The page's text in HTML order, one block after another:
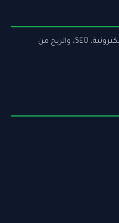
مدونة عربية في التسويق الرقمي، التجارة الإلكترونية، SEO، والربح من